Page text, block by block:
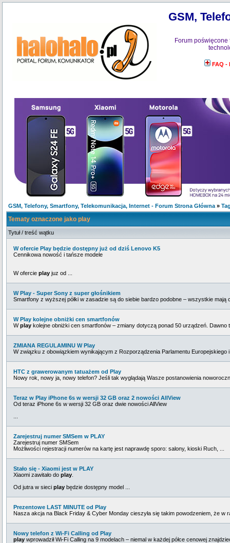
GSM,
Forum
FAQ -
GSM, Telefony, Smartfony, Telekomunikacja, Internet - Forum Strona Główna »
Tematy oznaczone jako play
Tytuł / treść wątku
W ofercie Play będzie dostępny już od dziś Lenovo K5
Cennikowa nowość i tańsze modele
W ofercie play juz od ...
W Play - Super Sony z super głośnikiem
Smartfony z wyższej półki w zasadzie są do siebie bardzo podobne – wszystkie mają
W Play kolejne obniżki cen smartfonów
Wplay kolejne obniżki cen smartfonów – zmiany dotyczą ponad 50 urządzeń. Dawno
ZMIANA REGULAMINU W Play
W związku z obowiązkiem wynikającym z Rozporządzenia Parlamentu Europejskiego
HTC z grawerowanym tatuażem od Play
Nowy rok, nowy ja, nowy telefon? Jeśli tak wyglądają Wasze postanowienia
Teraz w Play iPhone 6s w wersji 32 GB oraz 2 nowości AllView
Od teraz iPhone 6s w wersji 32 GB oraz dwie nowości AllView
Zarejestruj numer SMSem w PLAY
Zarejestruj numer SMSem
Możliwości rejestracji numerów na kartę jest naprawdę sporo: salony, kioski Ruch, ...
Stało się - Xiaomi jest w PLAY
Xiaomi zawitało do play
Od jutra w sieci play będzie dostępny model ...
Prezentowe LAST MINUTE od Play
Nasza akcja na Black Friday & Cyber Monday cieszyła się takim powodzeniem, że w
Nowy telefon z Wi-Fi Calling od Play
play wprowadził Wi-Fi Calling na 9 modelach – niemal w każdej półce cenowej